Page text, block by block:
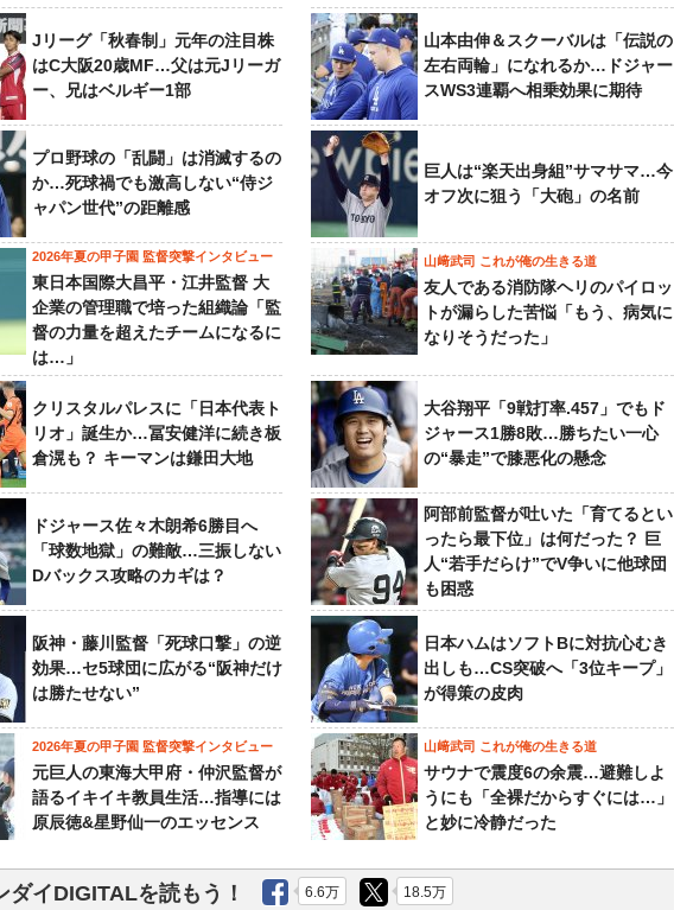
Jリーグ「秋春制」元年の注目株
はC大阪20歳MF…父は元Jリーガ
ー、兄はベルギー1部
山本由伸＆スクーバルは「伝説の
左右両輪」になれるか…ドジャー
スWS3連覇へ相乗効果に期待
プロ野球の「乱闘」は消滅するの
か…死球禍でも激高しない“侍ジ
ャパン世代”の距離感
巨人は“楽天出身組”サマサマ…今
オフ次に狙う「大砲」の名前
2026年夏の甲子園 監督突撃インタビュー
東日本国際大昌平・江井監督 大
企業の管理職で培った組織論「監
督の力量を超えたチームになるに
は…」
山﨑武司 これが俺の生きる道
友人である消防隊ヘリのパイロッ
トが漏らした苦悩「もう、病気に
なりそうだった」
クリスタルパレスに「日本代表ト
リオ」誕生か…冨安健洋に続き板
倉滉も？ キーマンは鎌田大地
大谷翔平「9戦打率.457」でもド
ジャース1勝8敗…勝ちたい一心
の“暴走”で膝悪化の懸念
ドジャース佐々木朗希6勝目へ
「球数地獄」の難敵…三振しない
Dバックス攻略のカギは？
阿部前監督が吐いた「育てるとい
ったら最下位」は何だった？ 巨
人“若手だらけ”でV争いに他球団
も困惑
阪神・藤川監督「死球口撃」の逆
効果…セ5球団に広がる“阪神だけ
は勝たせない”
日本ハムはソフトBに対抗心むき
出しも…CS突破へ「3位キープ」
が得策の皮肉
2026年夏の甲子園 監督突撃インタビュー
元巨人の東海大甲府・仲沢監督が
語るイキイキ教員生活…指導には
原辰徳&星野仙一のエッセンス
山﨑武司 これが俺の生きる道
サウナで震度6の余震…避難しよ
うにも「全裸だからすぐには…」
と妙に冷静だった
ダイDIGITALを読もう！ 6.6万 18.5万